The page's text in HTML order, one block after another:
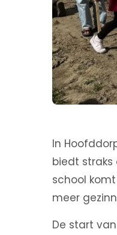
In
biedt straks
school
meer
De start